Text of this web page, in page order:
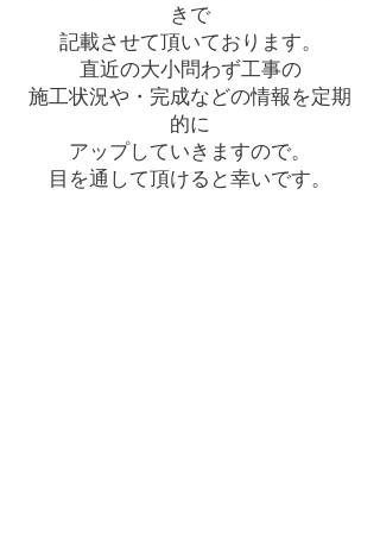
きで
記載させて頂いております。
直近の大小問わず工事の
施工状況や・完成などの情報を定期
的に
アップしていきますので。
​目を通して頂けると幸いです。